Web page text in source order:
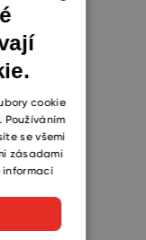
tak
ENGLISH
CZECH
SLOVAK
cookie
Používáním
se všemi
zásadami
informací